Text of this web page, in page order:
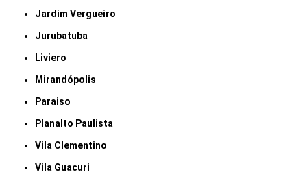
Jardim Vergueiro
Jurubatuba
Liviero
Mirandópolis
Paraiso
Planalto Paulista
Vila Clementino
Vila Guacuri